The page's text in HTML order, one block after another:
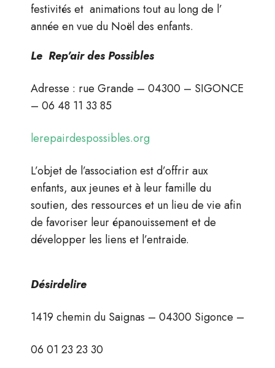
festivités et animations tout au long de l’
année en vue du Noël des enfants.
Le Rep’air des Possibles
Adresse : rue Grande – 04300 – SIGONCE
– 06 48 11 33 85
lerepairdespossibles.org
L’objet de l’association est d’offrir aux
enfants, aux jeunes et à leur famille du
soutien, des ressources et un lieu de vie afin
de favoriser leur épanouissement et de
développer les liens et l’entraide.
Désirdelire
1419 chemin du Saignas – 04300 Sigonce –
06 01 23 23 30